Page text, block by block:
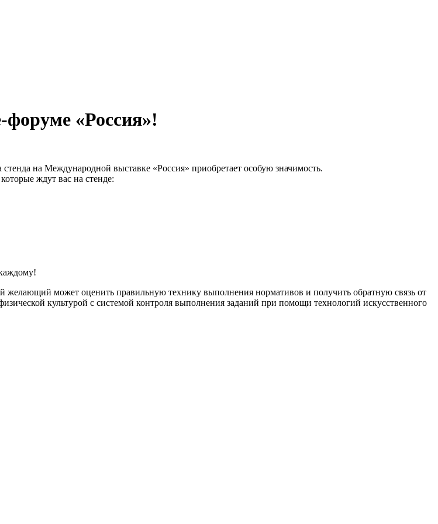
«Россия»!
на Международной выставке «Россия» приобретает особую значимость.
ждут вас на стенде:
может оценить правильную технику выполнения нормативов и получить обратную связь от
культурой с системой контроля выполнения заданий при помощи технологий искусственного